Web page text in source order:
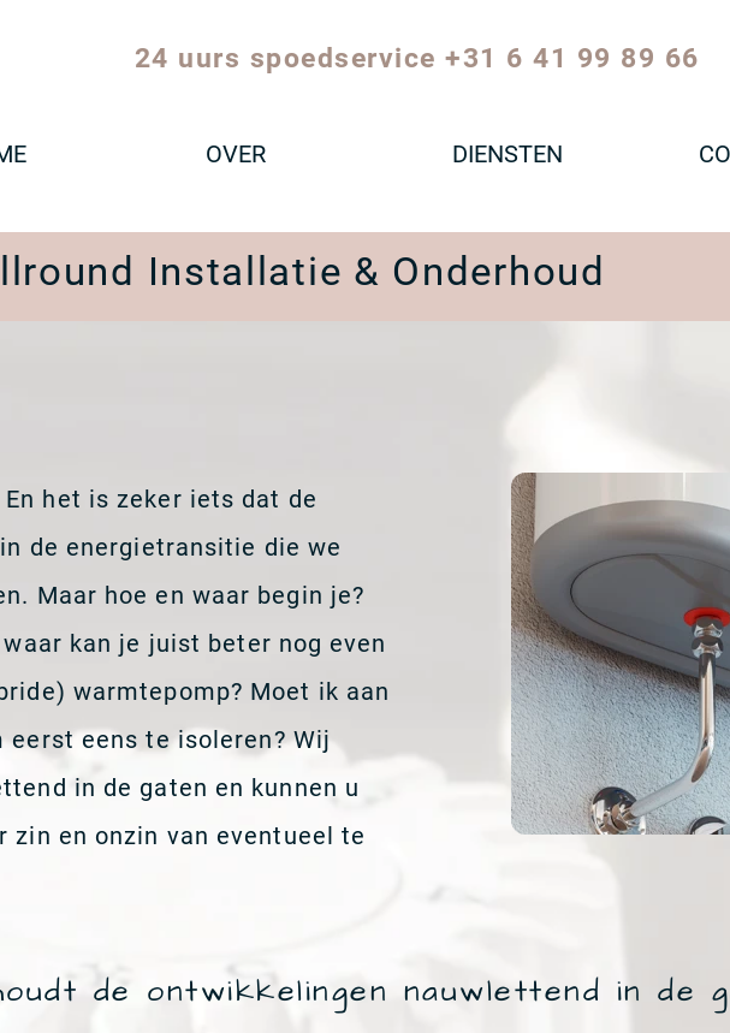
24 uurs spoedservice +31 6 41 99 89 66
OVER DIENSTEN
Installatie & Onderhoud
het is zeker iets dat de
de energietransitie die we
Maar hoe en waar begin je?
kan je juist beter nog even
warmtepomp? Moet ik aan
eerst eens te isoleren? Wij
in de gaten en kunnen u
zin en onzin van eventueel te
de ontwikkelingen nauwlettend in de